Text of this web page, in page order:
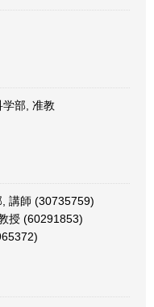
部, 准教
講師 (30735759)
授 (60291853)